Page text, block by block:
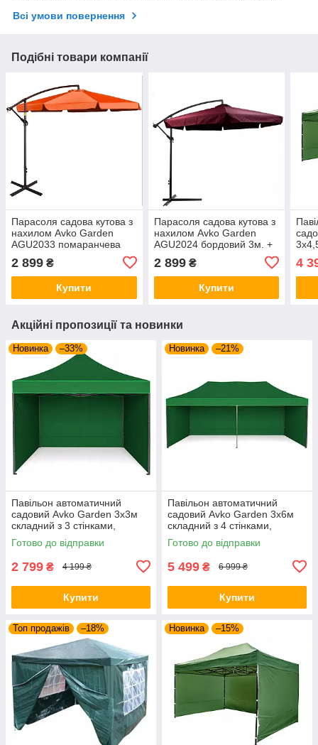
Всі умови повернення
Подібні товари компанії
Парасоля садова кутова з
нахилом Avko Garden
AGU2033 помаранчева
2 899 ₴
Купити
Парасоля садова кутова з
нахилом Avko Garden
AGU2024 бордовий 3м. +
2 899₴
Купити
4
Акційні пропозиції та новинки
Новинка –33%
Павільон автоматичний
садовий Avko Garden 3х3м
складний з 3 стінками,
зелений
Готово до відправки
2 799 ₴ 4 199 ₴
Купити
Новинка –21%
Павільон автоматичний
садовий Avko Garden 3х6м
складний з 4 стінками,
зелений
Готово до відправки
5 499 ₴ 6 999 ₴
Купити
Топ продажів –18% Новинка –15%